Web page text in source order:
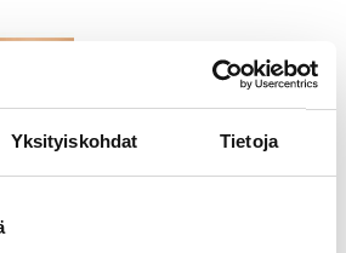
Yksityiskohdat Tietoja